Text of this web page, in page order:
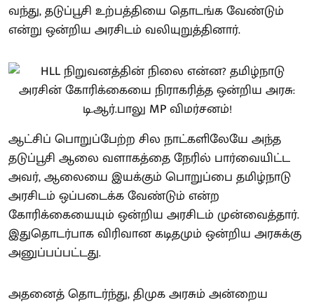
வந்து, தடுப்பூசி உற்பத்தியை தொடங்க வேண்டும்
என்று ஒன்றிய அரசிடம் வலியுறுத்தினார்.
ஆட்சிப் பொறுப்பேற்ற சில நாட்களிலேயே அந்த
தடுப்பூசி ஆலை வளாகத்தை நேரில் பார்வையிட்ட
அவர், ஆலையை இயக்கும் பொறுப்பை தமிழ்நாடு
அரசிடம் ஒப்படைக்க வேண்டும் என்ற
கோரிக்கையையும் ஒன்றிய அரசிடம் முன்வைத்தார்.
இதுதொடர்பாக விரிவான கடிதமும் ஒன்றிய அரசுக்கு
அனுப்பப்பட்டது.
அதனைத் தொடர்ந்து, திமுக அரசும் அன்றைய